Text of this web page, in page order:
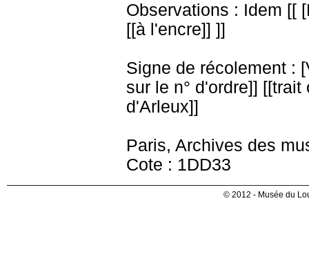
Observations : Idem [[
[[à l'encre]] ]]
Signe de récolement :
sur le n° d'ordre]]
d'Arleux]]
Paris, Archives des
Cote : 1DD33
© 2012 - Musée du